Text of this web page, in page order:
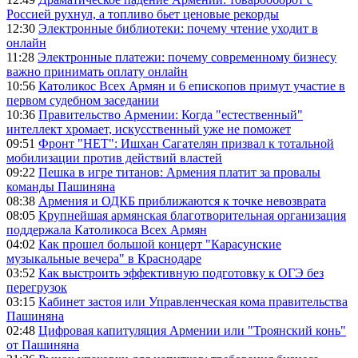
Россией рухнул, а топливо бьет ценовые рекорды
12:30 Электронные библиотеки: почему чтение уходит в
онлайн
11:28 Электронные платежи: почему современному бизнесу
важно принимать оплату онлайн
10:56 Католикос Всех Армян и 6 епископов примут участие в
первом судебном заседании
10:36 Правительство Армении: Когда "естественный"
интеллект хромает, искусственный уже не поможет
09:51 Фронт "НЕТ": Ишхан Сагателян призвал к тотальной
мобилизации против действий властей
09:22 Пешка в игре титанов: Армения платит за провалы
команды Пашиняна
08:38 Армения и ОДКБ приближаются к точке невозврата
08:05 Крупнейшая армянская благотворительная организация
поддержала Католикоса Всех Армян
04:02 Как прошел большой концерт "Карасунские
музыкальные вечера" в Краснодаре
03:52 Как выстроить эффективную подготовку к ОГЭ без
перегрузок
03:15 Кабинет застоя или Управленческая кома правительства
Пашиняна
02:48 Цифровая капитуляция Армении или "Троянский конь"
от Пашиняна